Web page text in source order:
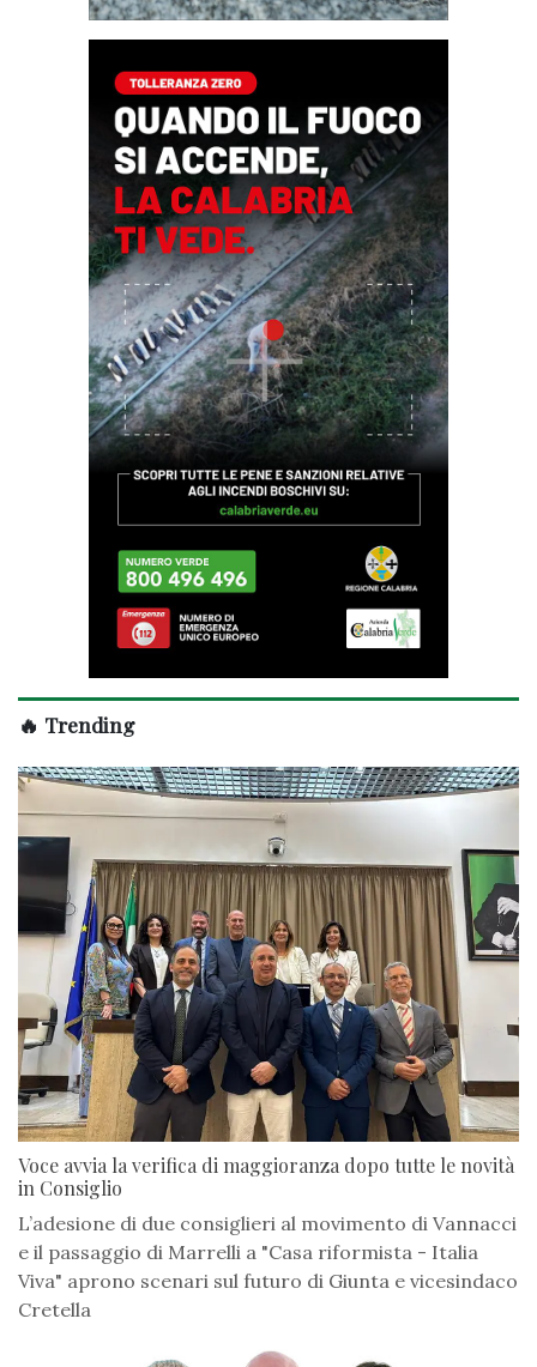
🔥 Trending
Voce avvia la verifica di maggioranza dopo tutte le novità
in Consiglio
L’adesione di due consiglieri al movimento di Vannacci
e il passaggio di Marrelli a "Casa riformista - Italia
Viva" aprono scenari sul futuro di Giunta e vicesindaco
Cretella